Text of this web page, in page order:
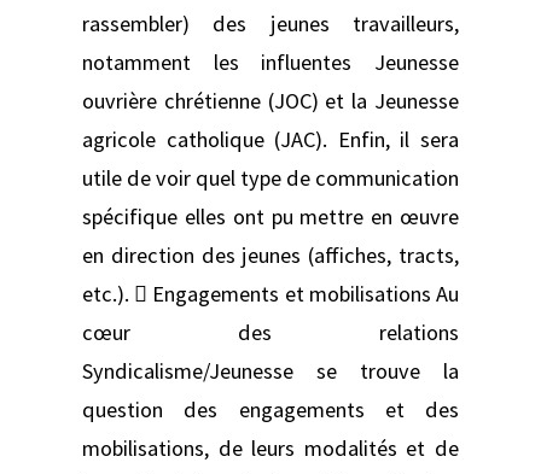
rassembler) des jeunes travailleurs,
notamment les influentes Jeunesse
ouvrière chrétienne (JOC) et la Jeunesse
agricole catholique (JAC). Enfin, il sera
utile de voir quel type de communication
spécifique elles ont pu mettre en œuvre
en direction des jeunes (affiches, tracts,
etc.).  Engagements et mobilisations Au
cœur des relations
Syndicalisme/Jeunesse se trouve la
question des engagements et des
mobilisations, de leurs modalités et de